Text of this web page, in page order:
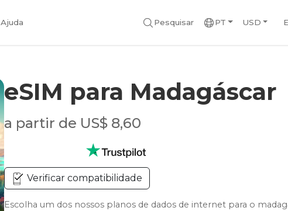
Ajuda Pesquisar PT USD
eSIM para Madagáscar
a partir de US$ 8,60
Verificar compatibilidade
Escolha um dos nossos planos de dados de internet para o